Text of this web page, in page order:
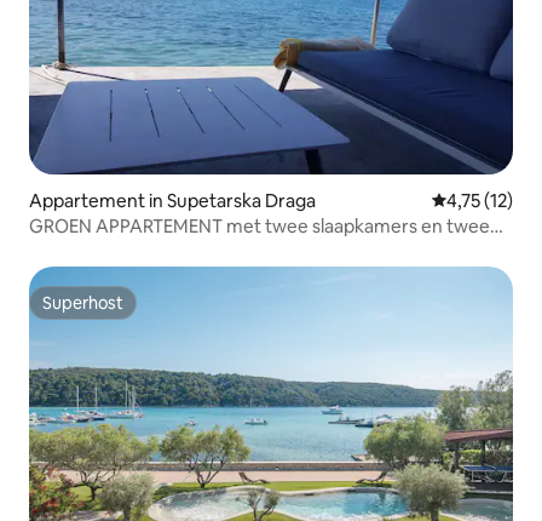
Appartement in Supetarska Draga Gemiddelde
4,75 (12)
GROEN APPARTEMENT met twee slaapkamers en twee
Superhost
Superhost